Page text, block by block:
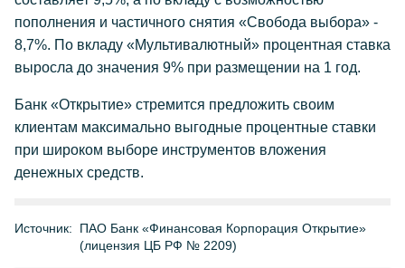
пополнения и частичного снятия «Свобода выбора» -
8,7%. По вкладу «Мультивалютный» процентная ставка
выросла до значения 9% при размещении на 1 год.
Банк «Открытие» стремится предложить своим
клиентам максимально выгодные процентные ставки
при широком выборе инструментов вложения
денежных средств.
Источник:
ПАО Банк «Финансовая Корпорация Открытие»
(лицензия ЦБ РФ № 2209)